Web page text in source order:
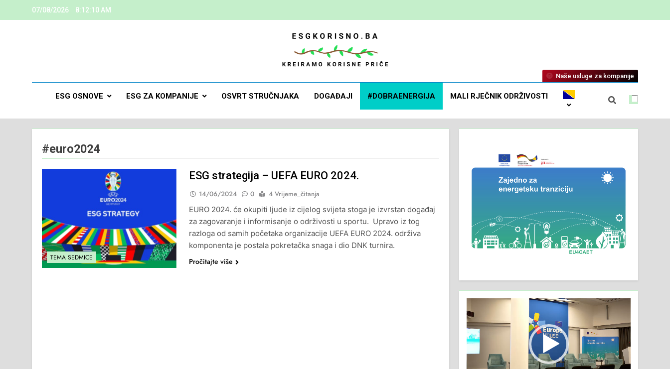
07/08/2026 8:12:10 AM
ESG Korisno
Kreiramo Korisne Priče
ESG OSNOVE ESG ZA KOMPANIJE OSVRT STRUČNJAKA DOGAĐAJI #DOBRAENERGIJA MALI RJEČNIK ODRŽIVOSTI
Naše usluge za kompanije
#euro2024
TEMA SEDMICE
ESG strategija – UEFA EURO 2024.
14/06/2024 0
4 Vrijeme_čitanja
EURO 2024. će okupiti ljude iz cijelog svijeta stoga je izvrstan događaj
za zagovaranje i informisanje o održivosti u sportu. Upravo iz tog
razloga od samih početaka organizacije UEFA EURO 2024. održiva
komponenta je postala pokretačka snaga i dio DNK turnira.
Pročitajte više
Player